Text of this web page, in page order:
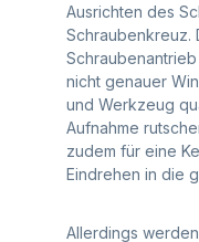
Ausrichten des
Schraubenkreuz.
nicht genauer
und Werkzeug
Aufnahme
zudem für eine
Eindrehen in die
Allerdings